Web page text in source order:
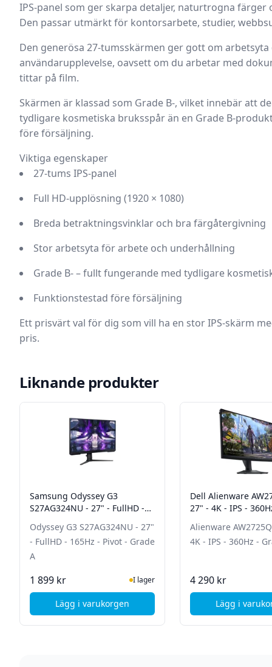
IPS-panel som ger skarpa detaljer, naturtrogna
Den passar utmärkt för kontorsarbete, studier,
Den generösa 27-tumsskärmen ger gott om arbetsyta
användarupplevelse, oavsett om du arbetar med
tittar på film.
Skärmen är klassad som Grade B-, vilket innebär att
tydligare kosmetiska bruksspår än en Grade B-
före försäljning.
Viktiga egenskaper
27-tums IPS-panel
Full HD-upplösning (1920 × 1080)
Breda betraktningsvinklar och bra färgåtergivning
Stor arbetsyta för arbete och underhållning
Grade B- – fullt fungerande med tydligare
Funktionstestad före försäljning
Ett prisvärt val för dig som vill ha en stor IPS-skärm
pris.
Liknande produkter
Samsung Odyssey G3
S27AG324NU - 27" - FullHD -
Odyssey G3 S27AG324NU - 27"
- FullHD - 165Hz - Pivot - Grade
A
1 899 kr I lager
Lägg i varukorgen, Samsung Odyssey G3 S27AG324NU - 27" -
Dell Alienware
27" - 4K - IPS -
Alienware
4K - IPS - 360Hz -
4 290 kr I
Lägg i ,